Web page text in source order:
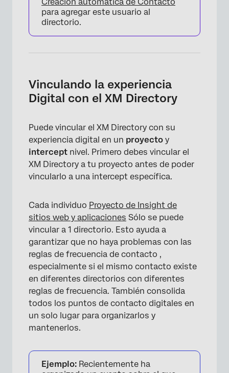
para agregar este usuario al
directorio.
Vinculando la experiencia
Digital con el XM Directory
Puede vincular el XM Directory con su
experiencia digital en un proyecto y
intercept nivel. Primero debes vincular el
XM Directory a tu proyecto antes de poder
vincularlo a una intercept específica.
Cada individuo Proyecto de Insight de
sitios web y aplicaciones Sólo se puede
vincular a 1 directorio. Esto ayuda a
garantizar que no haya problemas con las
reglas de frecuencia de contacto ,
especialmente si el mismo contacto existe
en diferentes directorios con diferentes
reglas de frecuencia. También consolida
todos los puntos de contacto digitales en
un solo lugar para organizarlos y
mantenerlos.
Ejemplo: Recientemente ha